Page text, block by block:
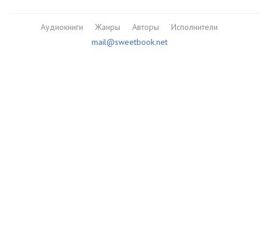
Аудиокниги Жанры Авторы
Исполнители
mail@sweetbook.net